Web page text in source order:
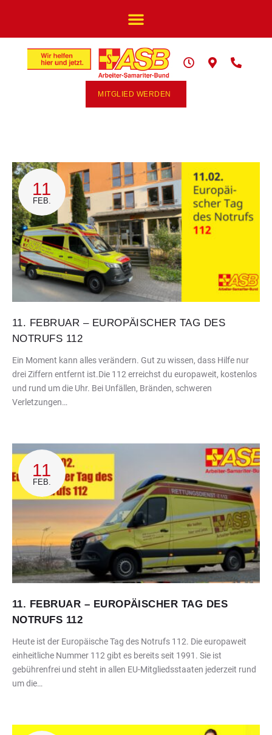
MITGLIED WERDEN
11
FEB.
11. FEBRUAR – EUROPÄISCHER TAG DES
NOTRUFS 112
Ein Moment kann alles verändern. Gut zu wissen, dass Hilfe nur
drei Ziffern entfernt ist.Die 112 erreichst du europaweit, kostenlos
und rund um die Uhr. Bei Unfällen, Bränden, schweren
Verletzungen…
11
FEB.
11. FEBRUAR – EUROPÄISCHER TAG DES
NOTRUFS 112
Heute ist der Europäische Tag des Notrufs 112. Die europaweit
einheitliche Nummer 112 gibt es bereits seit 1991. Sie ist
gebührenfrei und steht in allen EU-Mitgliedsstaaten jederzeit rund
um die…